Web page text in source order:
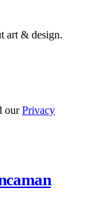
art & design.
ourPrivacy